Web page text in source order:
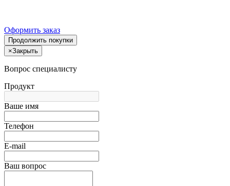
Оформить заказ
Продолжить покупки
×Закрыть
Вопрос специалисту
Продукт
Ваше имя
Телефон
E-mail
Ваш вопрос